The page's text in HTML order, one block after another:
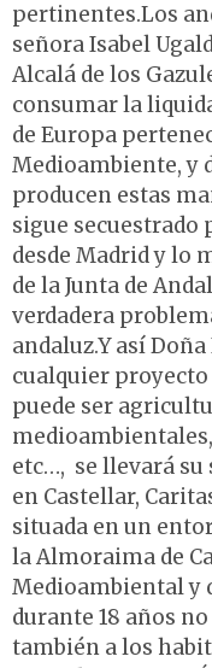
pertinentes.Los
señora Isabel
Alcalá de los
consumar la
de Europa
Medioambiente, y
producen estas
sigue secuestrado
desde Madrid y lo
de la Junta de
verdadera
andaluz.Y así
cualquier
puede ser
etc…, se llevará su
en Castellar,
situada en un
la Almoraima de
Medioambiental y
durante 18 años
también a los